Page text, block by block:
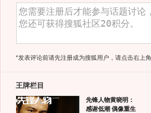
*发表评论前请先注册成为搜狐用户，请点击右上角
王牌栏目
先锋人物黄晓明：
感谢低潮 偶像重生